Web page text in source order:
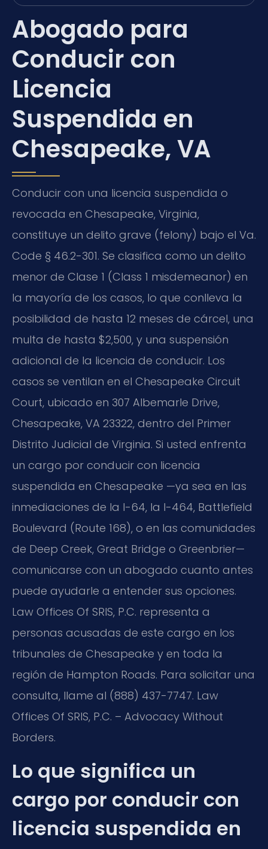
Abogado para
Conducir con
Licencia
Suspendida en
Chesapeake, VA
Conducir con una licencia suspendida o
revocada en Chesapeake, Virginia,
constituye un delito grave (felony) bajo el Va.
Code § 46.2-301. Se clasifica como un delito
menor de Clase 1 (Class 1 misdemeanor) en
la mayoría de los casos, lo que conlleva la
posibilidad de hasta 12 meses de cárcel, una
multa de hasta $2,500, y una suspensión
adicional de la licencia de conducir. Los
casos se ventilan en el Chesapeake Circuit
Court, ubicado en 307 Albemarle Drive,
Chesapeake, VA 23322, dentro del Primer
Distrito Judicial de Virginia. Si usted enfrenta
un cargo por conducir con licencia
suspendida en Chesapeake —ya sea en las
inmediaciones de la I-64, la I-464, Battlefield
Boulevard (Route 168), o en las comunidades
de Deep Creek, Great Bridge o Greenbrier—
comunicarse con un abogado cuanto antes
puede ayudarle a entender sus opciones.
Law Offices Of SRIS, P.C. representa a
personas acusadas de este cargo en los
tribunales de Chesapeake y en toda la
región de Hampton Roads. Para solicitar una
consulta, llame al (888) 437-7747. Law
Offices Of SRIS, P.C. – Advocacy Without
Borders.
Lo que significa un
cargo por conducir con
licencia suspendida en